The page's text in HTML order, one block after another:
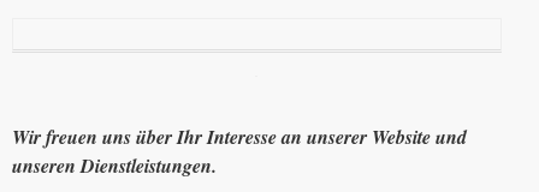
Wir freuen uns über Ihr Interesse an unserer Website und
unseren Dienstleistungen.